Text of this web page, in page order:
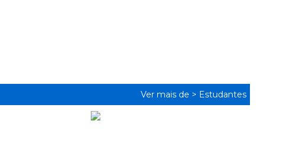
Ver mais de > Estudantes